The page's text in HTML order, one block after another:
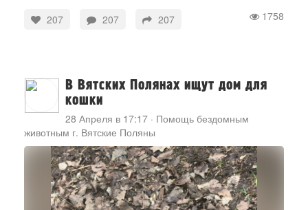
1758
207 207 207
В Вятских Полянах ищут дом для
кошки
28 Апреля в 17:17 · Помощь бездомным
животным г. Вятские Поляны